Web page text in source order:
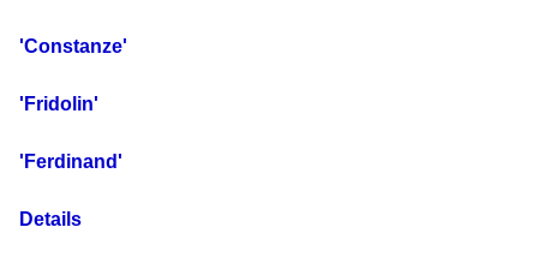
'Constanze'
'Fridolin'
'Ferdinand'
Details